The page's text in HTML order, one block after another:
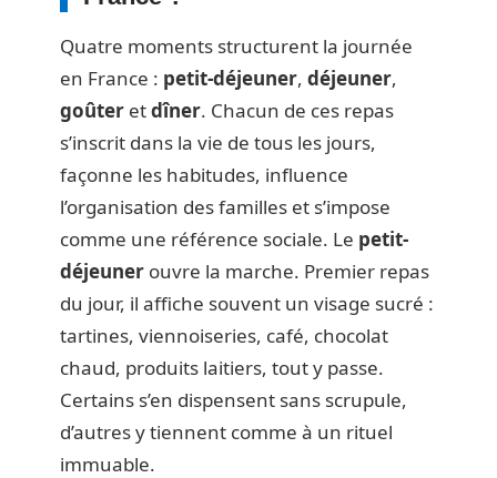
Quatre moments structurent la journée
en France : petit-déjeuner, déjeuner,
goûter etdîner. Chacun de ces repas
s’inscrit dans la vie de tous les jours,
façonne les habitudes, influence
l’organisation des familles et s’impose
comme une référence sociale. Le petit-
déjeuner ouvre la marche. Premier repas
du jour, il affiche souvent un visage sucré :
tartines, viennoiseries, café, chocolat
chaud, produits laitiers, tout y passe.
Certains s’en dispensent sans scrupule,
d’autres y tiennent comme à un rituel
immuable.